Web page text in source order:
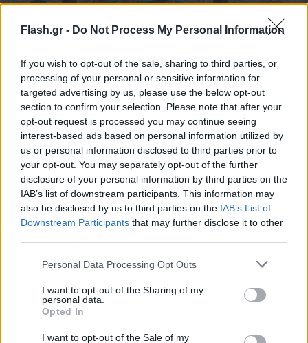
Flash.gr - Do Not Process My Personal Information
If you wish to opt-out of the sale, sharing to third parties, or
processing of your personal or sensitive information for
targeted advertising by us, please use the below opt-out
section to confirm your selection. Please note that after your
opt-out request is processed you may continue seeing
interest-based ads based on personal information utilized by
us or personal information disclosed to third parties prior to
your opt-out. You may separately opt-out of the further
disclosure of your personal information by third parties on the
IAB’s list of downstream participants. This information may
also be disclosed by us to third parties on the IAB’s List of
Downstream Participants that may further disclose it to other
Please note that this website/app uses one or more Google
not limited to your visit or usage behaviour. You may click to
grant or deny consent to Google and its third-party tags to
use your data for below specified purposes in below Google
consent section.
Personal Data Processing Opt Outs
I want to opt-out of the Sharing of my
personal data.
Opted In
I want to opt-out of the Sale of my
Πάρος: Οι γονείς είχαν αφήσει το παιδί μόνο, λέει
ο ιδιοκτήτης του beach bar για τον πνιγμό
10.08.2026